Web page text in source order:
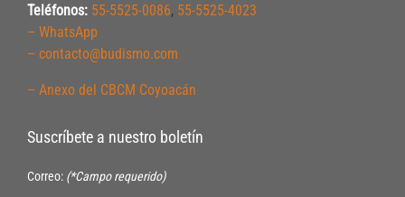
Teléfonos: 55-5525-0086, 55-5525-4023
– WhatsApp
– contacto@budismo.com
– Anexo del CBCM Coyoacán
Suscríbete a nuestro boletín
Correo: (*Campo requerido)